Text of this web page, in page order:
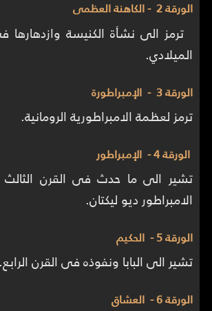
الورقة 2 - الكاهنة العظمى
ترمز الى نشأة الكنيسة وازدهارها
الميلادي.
الورقة 3 - الإمبراطورة
ترمز لعظمة الامبراطورية الرومانية.
الورقة 4 - الإمبراطور
تشير الى ما حدث فى القرن الثالث
الامبراطور ديو ليكتان.
الورقة 5 - الحكيم
تشير الى البابا ونفوذه فى القرن الرابع.
الورقة 6 - العشاق